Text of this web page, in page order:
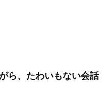
ら、たわいもない会話